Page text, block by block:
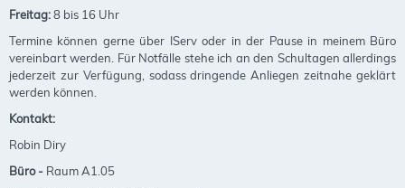
Freitag:8 bis 16 Uhr
Termine können gerne über IServ oder in der Pause in meinem Büro
vereinbart werden. Für Notfälle stehe ich an den Schultagen allerdings
jederzeit zur Verfügung, sodass dringende Anliegen zeitnahe geklärt
werden können.
Kontakt:
Robin Diry
Büro - Raum A1.05